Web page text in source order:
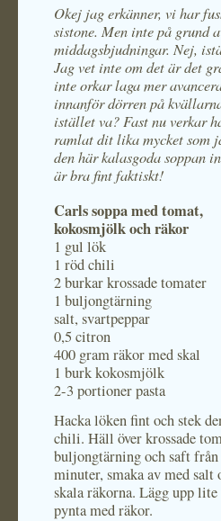
Okej jag erkänner, vi har
sistone. Men inte på grund
middagsbjudningar. Nej,
Jag vet inte om det är det
inte orkar laga mer
innanför dörren på
istället va? Fast nu verkar
ramlat dit lika mycket som
den här kalasgoda soppan
är bra fint faktiskt!
Carls soppa med tomat,
kokosmjölkoch räkor
1 gul lök
1 röd chili
2 burkar krossade tomater
1 buljongtärning
salt, svartpeppar
0,5 citron
400 gram räkor med skal
1 burk kokosmjölk
2-3 portioner pasta
Hacka löken fint och stek
chili. Häll över krossade
buljongtärning och saft
minuter, smaka av med salt
skala räkorna. Lägg upp
pynta med räkor.